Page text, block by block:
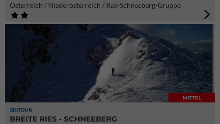
Österreich / Niederösterreich / Rax-Schneeberg-Gruppe
SKITOUR
MITTEL
BREITE RIES - SCHNEEBERG